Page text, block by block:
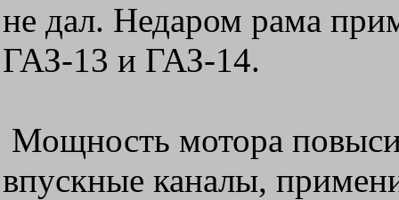
не дал. Недаром рама
ГАЗ-13 и ГАЗ-14.
Мощность мотора
впускные каналы,